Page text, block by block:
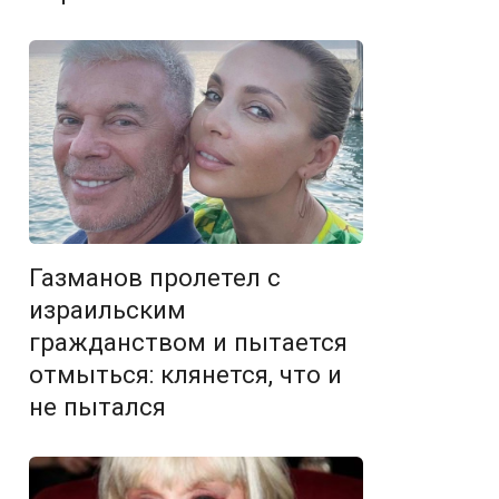
Газманов пролетел с
израильским
гражданством и пытается
отмыться: клянется, что и
не пытался